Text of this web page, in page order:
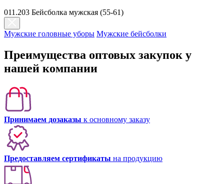
011.203 Бейсболка мужская (55-61)
Мужские головные уборы Мужские бейсболки
Преимущества оптовых закупок у
нашей компании
Принимаем дозаказы к основному заказу
Предоставляем сертификаты на продукцию